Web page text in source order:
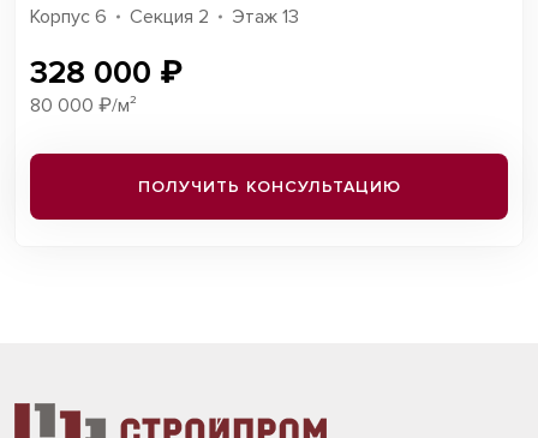
Корпус 6 Секция 2 Этаж 13
328 000 ₽
80 000 ₽/м²
ПОЛУЧИТЬ КОНСУЛЬТАЦИЮ